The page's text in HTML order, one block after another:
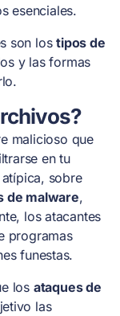
esenciales.
son lostipos de
y las formas
malicioso que
en tu
sobre
de malware,
los atacantes
programas
funestas.
los ataques de
las